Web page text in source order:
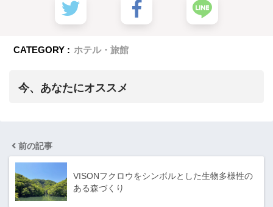
CATEGORY : ホテル・旅館
今、あなたにオススメ
前の記事
VISONフクロウをシンボルとした生物多様性の
ある森づくり